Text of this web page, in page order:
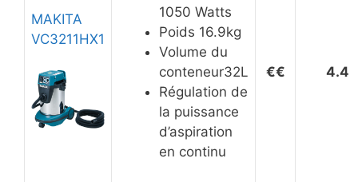
MAKITA
VC3211HX1
1050 Watts
Poids 16.9kg
Volume du
conteneur32L
Régulation de
la puissance
d’aspiration
en continu
€€ 4.4